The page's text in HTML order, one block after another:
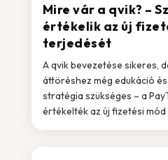
Mire vár a qvik? –
értékelik az új
terjedését
A qvik bevezetése sikeres,
áttöréshez még edukáció
stratégia szükséges – a
értékelték az új fizetési mód